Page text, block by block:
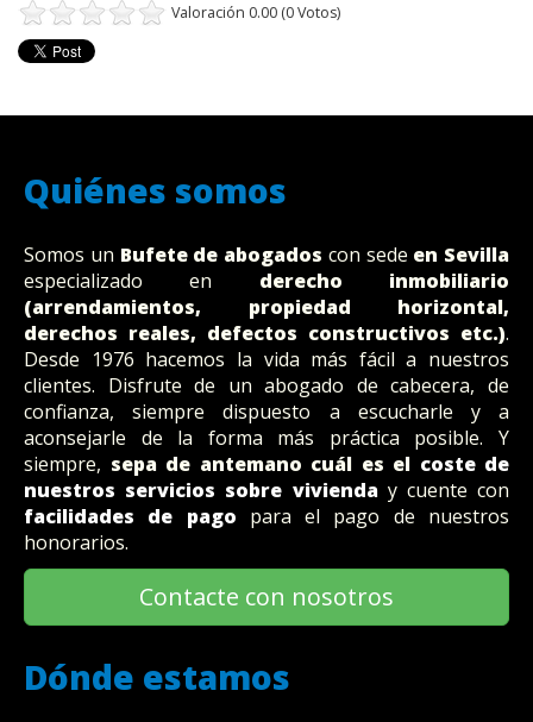
Valoración 0.00 (0 Votos)
Quiénes somos
Somos un Bufete de abogados con sede en Sevilla
especializado en derecho inmobiliario
(arrendamientos, propiedad horizontal,
derechos reales, defectos constructivos etc.).
Desde 1976 hacemos la vida más fácil a nuestros
clientes. Disfrute de un abogado de cabecera, de
confianza, siempre dispuesto a escucharle y a
aconsejarle de la forma más práctica posible. Y
siempre, sepa de antemano cuál es el coste de
nuestros servicios sobre vivienday cuente con
facilidades de pago para el pago de nuestros
honorarios.
Contacte con nosotros
Dónde estamos